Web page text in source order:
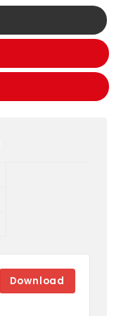
Download